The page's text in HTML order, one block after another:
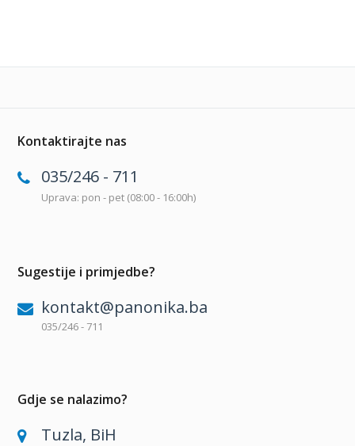
Kontaktirajte nas
035/246 - 711
Uprava: pon - pet (08:00 - 16:00h)
Sugestije i primjedbe?
kontakt@panonika.ba
035/246 - 711
Gdje se nalazimo?
Tuzla, BiH